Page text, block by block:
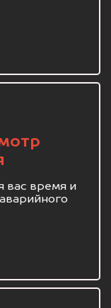
вас время и